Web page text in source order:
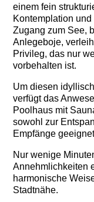
einem fein
Kontemplation
Zugang zum See,
Anlegeboje,
Privileg, das nur
vorbehalten ist.
Um diesen
verfügt das
Poolhaus mit
sowohl zur
Empfänge
Nur wenige
Annehmlichkeiten
harmonische
Stadtnähe.